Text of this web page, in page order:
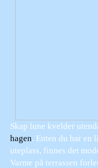
Skap lune kvelder
hagen. Enten du har en
uteplass, finnes det
Varme på terrassen